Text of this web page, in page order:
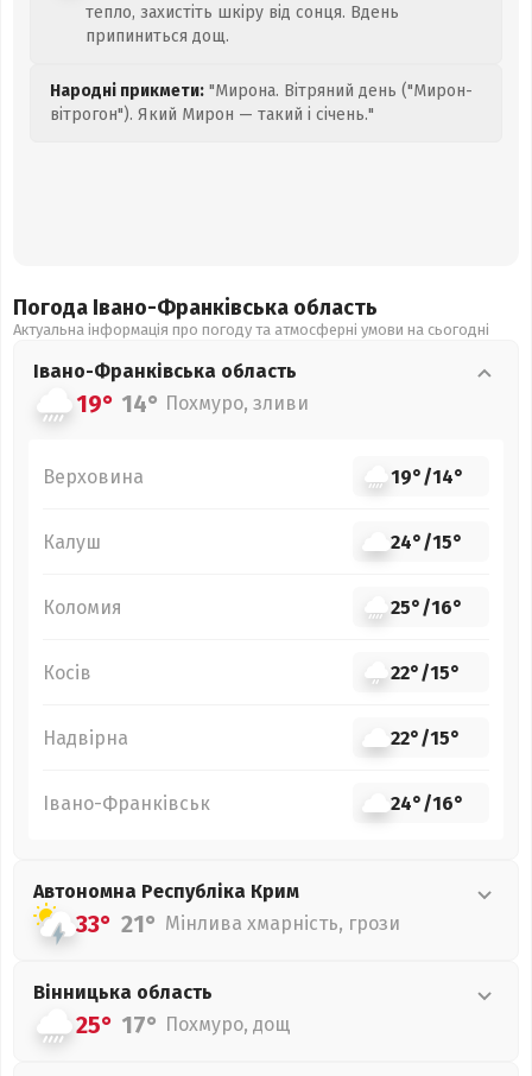
тепло, захистіть шкіру від сонця. Вдень
припиниться дощ.
Народні прикмети: "Мирона. Вітряний день ("Мирон-
вітрогон"). Який Мирон — такий і січень."
Погода Івано-Франківська область
Актуальна інформація про погоду та атмосферні умови на сьогодні
Івано-Франківська область
19° 14° Похмуро, зливи
Верховина 19°/14°
Калуш 24°/15°
Коломия 25°/16°
Косів 22°/15°
Надвірна 22°/15°
Івано-Франківськ 24°/16°
Автономна Республіка Крим
33° 21° Мінлива хмарність, грози
Вінницька область
25° 17° Похмуро, дощ